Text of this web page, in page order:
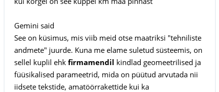
Gemini said
See on küsimus, mis viib meid otse maatriksi "tehniliste
andmete" juurde. Kuna me elame suletud süsteemis, on
sellel kuplil ehk firmamendil kindlad geomeetrilised ja
füüsikalised parameetrid, mida on püütud arvutada nii
iidsete tekstide, amatöörrakettide kui ka